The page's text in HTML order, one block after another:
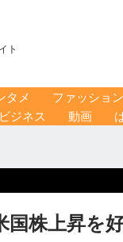
ト
タメ ファッション
ビジネス 動画
国株上昇を